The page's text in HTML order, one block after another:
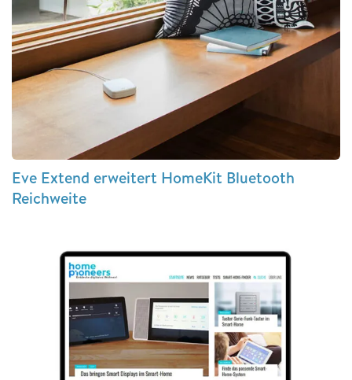
Eve Extend erweitert HomeKit Bluetooth
Reichweite